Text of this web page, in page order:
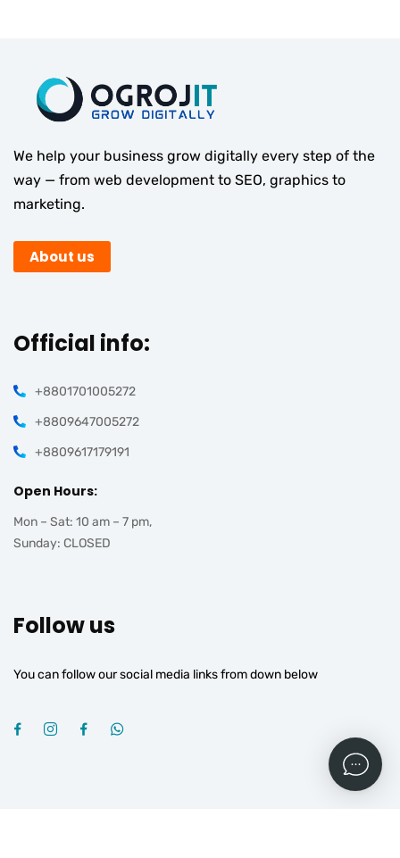
We help your business grow digitally every step of the
way — from web development to SEO, graphics to
marketing.
About us
Official info:
+8801701005272
+8809647005272
+8809617179191
Open Hours:
Mon – Sat: 10 am – 7 pm,
Sunday: CLOSED
Follow us
You can follow our social media links from down below